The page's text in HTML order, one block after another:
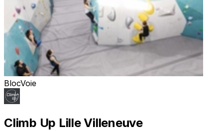
BlocVoie
Climb Up Lille Villeneuve